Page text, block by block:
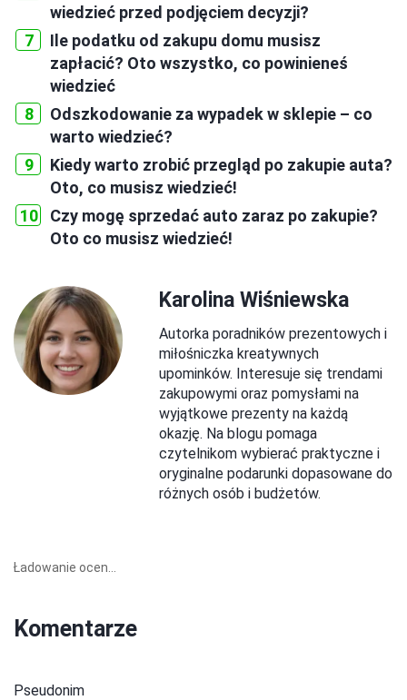
wiedzieć przed podjęciem decyzji?
Ile podatku od zakupu domu musisz
zapłacić? Oto wszystko, co powinieneś
wiedzieć
Odszkodowanie za wypadek w sklepie – co
warto wiedzieć?
Kiedy warto zrobić przegląd po zakupie auta?
Oto, co musisz wiedzieć!
Czy mogę sprzedać auto zaraz po zakupie?
Oto co musisz wiedzieć!
Karolina Wiśniewska
Autorka poradników prezentowych i
miłośniczka kreatywnych
upominków. Interesuje się trendami
zakupowymi oraz pomysłami na
wyjątkowe prezenty na każdą
okazję. Na blogu pomaga
czytelnikom wybierać praktyczne i
oryginalne podarunki dopasowane do
różnych osób i budżetów.
Ładowanie ocen...
Komentarze
Pseudonim